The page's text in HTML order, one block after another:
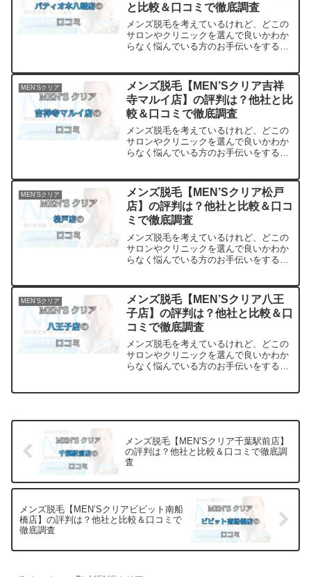
と比較＆口コミで徹底調査
メンズ脱毛を考えているけれど、どこの
サロンやクリニックを選んで良いかわか
らなく悩んでいる方のお手伝いをするサ
た。他のサロンやクリニックとの比較も
できます。アクセスも解説
MEN'Sクリア
メンズ脱毛【MEN’Sクリア吉祥
寺マルイ店】の評判は？他社と比
較＆口コミで徹底調査
メンズ脱毛を考えているけれど、どこの
サロンやクリニックを選んで良いかわか
らなく悩んでいる方のお手伝いをするサ
た。他のサロンやクリニックとの比較も
できます。アクセスも解説
MEN'Sクリア
メンズ脱毛【MEN’Sクリア松戸
店】の評判は？他社と比較＆口コ
ミで徹底調査
メンズ脱毛を考えているけれど、どこの
サロンやクリニックを選んで良いかわか
らなく悩んでいる方のお手伝いをするサ
た。他のサロンやクリニックとの比較も
できます。アクセスも解説
MEN'Sクリア
メンズ脱毛【MEN’Sクリア八王
子店】の評判は？他社と比較＆口
コミで徹底調査
メンズ脱毛を考えているけれど、どこの
サロンやクリニックを選んで良いかわか
らなく悩んでいる方のお手伝いをするサ
メンズ脱毛【MEN’Sクリア千葉駅前店】
の評判は？他社と比較＆口コミで徹底調
査
メンズ脱毛【MEN’Sクリアビビット南船
橋店】の評判は？他社と比較＆口コミで
徹底調査